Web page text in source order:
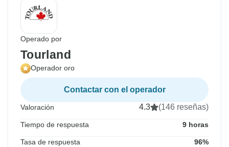
Operado por
Tourland
Operador oro
Contactar con el operador
Valoración 4.3 (146 reseñas)
Tiempo de respuesta 9 horas
Tasa de respuesta 96%